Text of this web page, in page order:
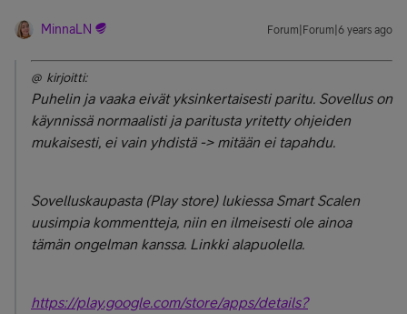
MinnaLN Forum|Forum|6 years ago
@ kirjoitti:
Puhelin ja vaaka eivät yksinkertaisesti paritu. Sovellus on
käynnissä normaalisti ja paritusta yritetty ohjeiden
mukaisesti, ei vain yhdistä -> mitään ei tapahdu.
Sovelluskaupasta (Play store) lukiessa Smart Scalen
uusimpia kommentteja, niin en ilmeisesti ole ainoa
tämän ongelman kanssa. Linkki alapuolella.
https://play.google.com/store/apps/details?